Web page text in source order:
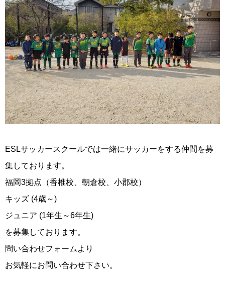
ESLサッカースクールでは一緒にサッカーをする仲間を募
集しております。
福岡3拠点（香椎校、朝倉校、小郡校）
キッズ (4歳～)
ジュニア (1年生～6年生)
を募集しております。
問い合わせフォームより
お気軽にお問い合わせ下さい。